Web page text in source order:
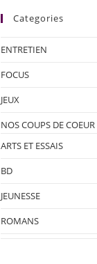
Categories
ENTRETIEN
FOCUS
JEUX
NOS COUPS DE COEUR
ARTS ET ESSAIS
BD
JEUNESSE
ROMANS